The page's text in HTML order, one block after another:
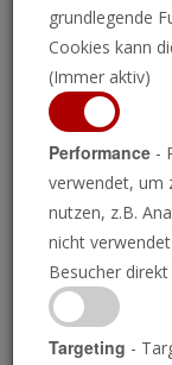
Trends
grundlegende
Cookies kann
(Immer aktiv)
Performance -
verwendet, um
nutzen, z.B.
nicht
Besucher
Targeting -